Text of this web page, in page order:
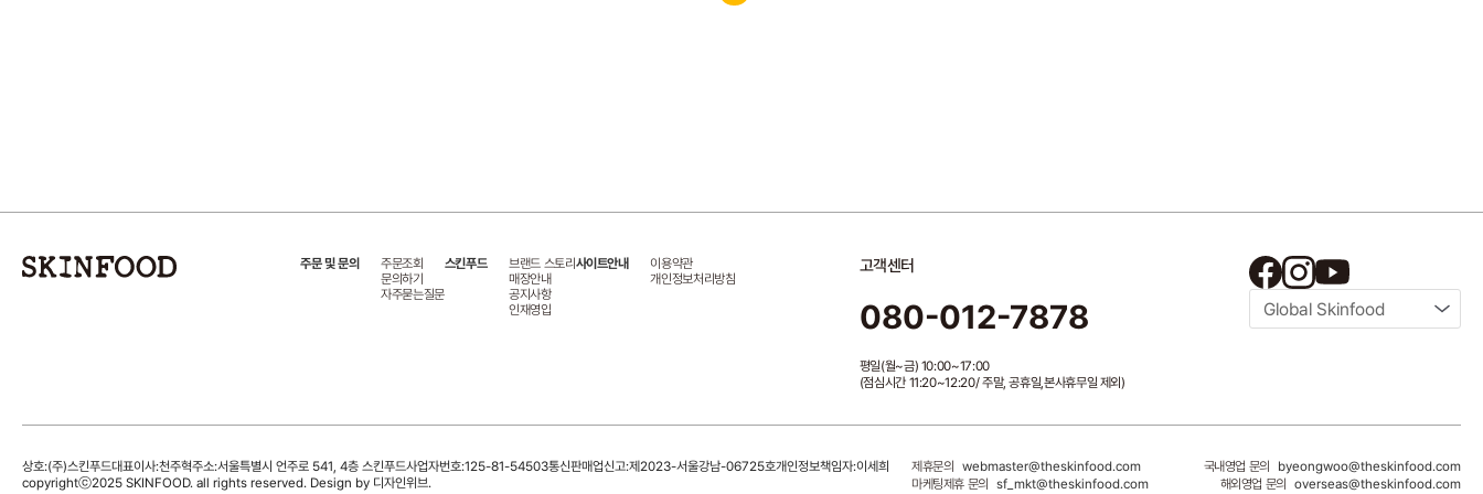
주문 및 문의
주문조회
문의하기
자주묻는질문
스킨푸드
브랜드 스토리
매장안내
공지사항
인재영입
사이트안내
이용약관
개인정보처리방침
고객센터
080-012-7878
평일(월~금) 10:00~17:00
(점심시간 11:20~12:20/ 주말, 공휴일,본사휴무일 제외)
Global Skinfood
상호:(주)스킨푸드대표이사:천주혁주소:서울특별시 언주로 541, 4층 스킨푸드사업자번호:125-81-54503통신판매업신고:제2023-서울강남-06725호개인정보책임자:이세희
copyrightⓒ2025 SKINFOOD. all rights reserved. Design by 디자인위브.
제휴문의 webmaster@theskinfood.com 국내영업 문의
byeongwoo@theskinfood.com
마케팅제휴 문의 sf_mkt@theskinfood.com 해외영업 문의 overseas@theskinfood.com